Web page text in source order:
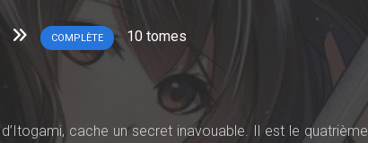
COMPLÈTE 10 tomes
cache un secret inavouable. Il est le quatrième